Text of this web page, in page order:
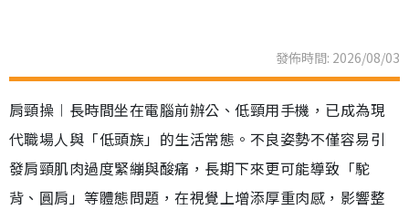
發佈時間: 2026/08/03
肩頸操︱長時間坐在電腦前辦公、低頸用手機，已成為現
代職場人與「低頭族」的生活常態。不良姿勢不僅容易引
發肩頸肌肉過度緊繃與酸痛，長期下來更可能導致「駝
背、圓肩」等體態問題，在視覺上增添厚重肉感，影響整